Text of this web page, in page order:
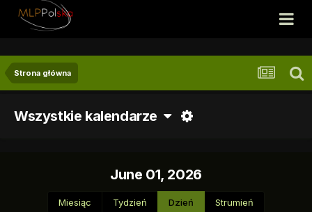
Strona główna
Wszystkie kalendarze
June 01, 2026
Miesiąc Tydzień Dzień Strumień